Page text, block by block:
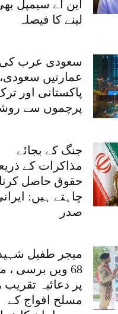
این اے سیمپل
لینے کا فیصلہ
سعودی عرب کی
عمارتیں سعودی،
پاکستانی اور
پرچموں سے
جنگ کے بجائے
مذاکرات کے
حقوق حاصل کرنا
چاہتے ہیں:
صدر
میجر طفیل
68 ویں برسی ،
پر دعائیہ تقریب ،
مسلح افواج کے